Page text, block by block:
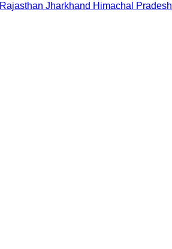
Rajasthan Jharkhand Himachal Pradesh